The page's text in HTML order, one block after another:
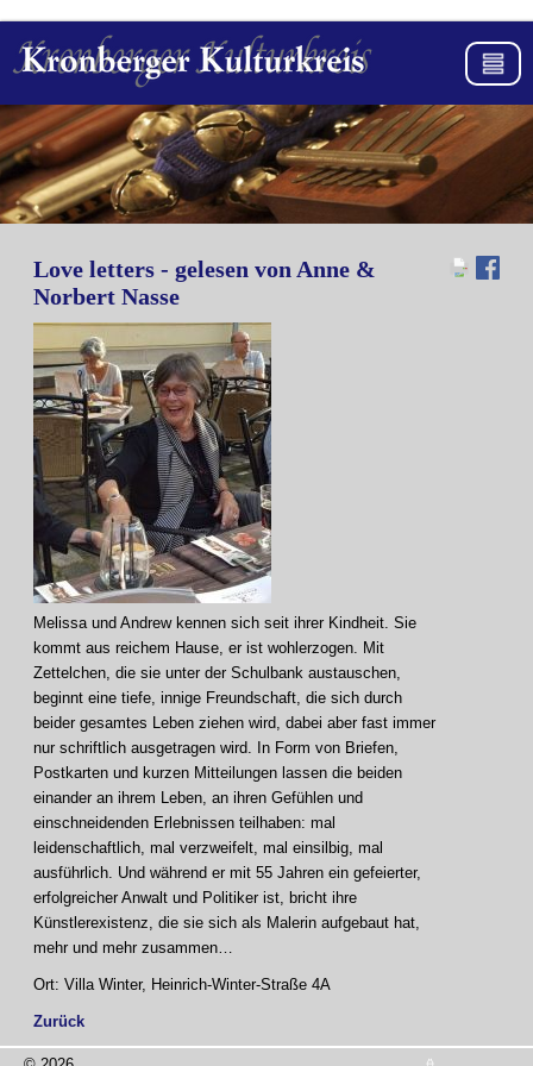
Love letters - gelesen von Anne &
Norbert Nasse
Melissa und Andrew kennen sich seit ihrer Kindheit. Sie
kommt aus reichem Hause, er ist wohlerzogen. Mit
Zettelchen, die sie unter der Schulbank austauschen,
beginnt eine tiefe, innige Freundschaft, die sich durch
beider gesamtes Leben ziehen wird, dabei aber fast immer
nur schriftlich ausgetragen wird. In Form von Briefen,
Postkarten und kurzen Mitteilungen lassen die beiden
einander an ihrem Leben, an ihren Gefühlen und
einschneidenden Erlebnissen teilhaben: mal
leidenschaftlich, mal verzweifelt, mal einsilbig, mal
ausführlich. Und während er mit 55 Jahren ein gefeierter,
erfolgreicher Anwalt und Politiker ist, bricht ihre
Künstlerexistenz, die sie sich als Malerin aufgebaut hat,
mehr und mehr zusammen…
Ort: Villa Winter, Heinrich-Winter-Straße 4A
Zurück